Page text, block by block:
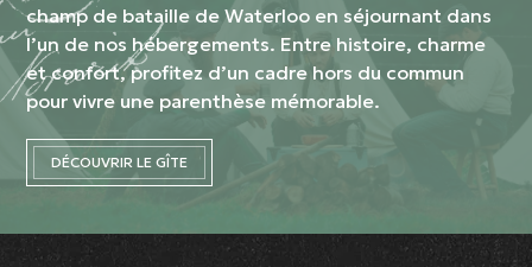
champ de bataille de Waterloo en séjournant dans
l’un de nos hébergements. Entre histoire, charme
et confort, profitez d’un cadre hors du commun
pour vivre une parenthèse mémorable.
DÉCOUVRIR LE GÎTE